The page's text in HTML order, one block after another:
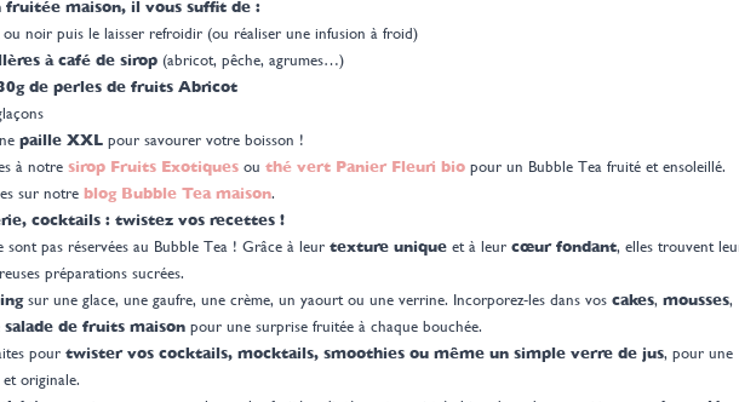
fruitée maison, il vous suffit de :
noir puis le laisser refroidir (ou réaliser une infusion à froid)
à café de sirop(abricot, pêche, agrumes…)
de perles de fruits Abricot
paille XXLpour savourer votre boisson !
à notre sirop Fruits Exotiquesou thé vert Panier Fleuri biopour un Bubble Tea fruité et ensoleillé.
sur notre blog Bubble Tea maison.
cocktails : twistez vos recettes !
sont pas réservées au Bubble Tea ! Grâce à leur texture uniqueet à leur cœur fondant, elles trouvent
préparations sucrées.
sur une glace, une gaufre, une crème, un yaourt ou une verrine. Incorporez-les dans vos cakes, mousses,
salade de fruits maisonpour une surprise fruitée à chaque bouchée.
pour twister vos cocktails, mocktails, smoothies ou même un simple verre de jus, pour une
originale.